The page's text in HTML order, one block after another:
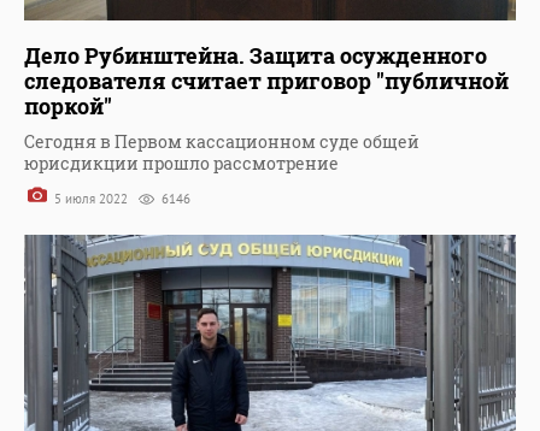
Дело Рубинштейна. Защита осужденного
следователя считает приговор "публичной
поркой"
Сегодня в Первом кассационном суде общей
юрисдикции прошло рассмотрение
5 июля 2022 6146